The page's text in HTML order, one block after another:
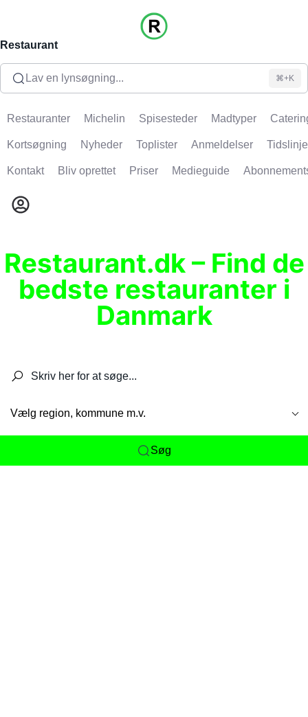
Restaurant
Lav en lynsøgning... ⌘+K
Restauranter Michelin Spisesteder Madtyper
Kortsøgning Nyheder Toplister Anmeldelser Tidslinje
Kontakt Bliv oprettet Priser Medieguide
Restaurant.dk – Find de
bedste restauranter i
Danmark
Vælg region, kommune m.v.
Søg